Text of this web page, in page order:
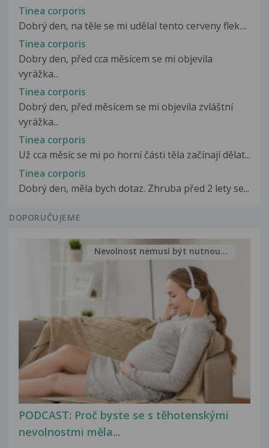
Tinea corporis
Dobrý den, na těle se mi udělal tento cerveny flek....
Tinea corporis
Dobry den, před cca měsícem se mi objevila
vyrážka...
Tinea corporis
Dobrý den, před měsícem se mi objevila zvláštní
vyrážka...
Tinea corporis
Už cca měsíc se mi po horní části těla začínají dělat...
Tinea corporis
Dobrý den, měla bych dotaz. Zhruba před 2 lety se...
DOPORUČUJEME
PODCAST: Proč byste se s těhotenskými
nevolnostmi měla...
Nevolnost nemusí být nutnou...